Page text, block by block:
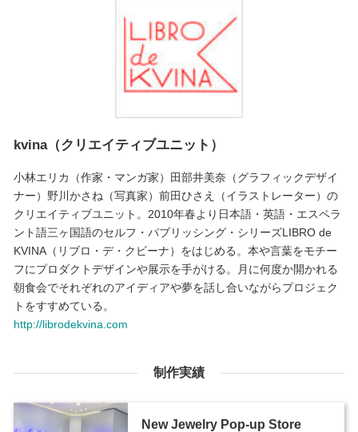
kvina（クリエイティブユニット）
小林エリカ（作家・マンガ家）田部井美奈（グラフィックデザイ
ナー）野川かさね（写真家）前田ひさえ（イラストレーター）の
クリエイティブユニット。2010年春より日本語・英語・エスペラ
ント語三ヶ国語のセルフ・パブリッシング・シリーズLIBRO de
KVINA（リブロ・デ・クビーナ）をはじめる。本や言葉をモチー
フにプロダクトデザインや展示を手がける。月に何度か開かれる
朝食会でそれぞれのアイディアや夢を話し合いながらプロジェク
トをすすめている。
http://librodekvina.com
制作実績
New Jewelry Pop-up Store